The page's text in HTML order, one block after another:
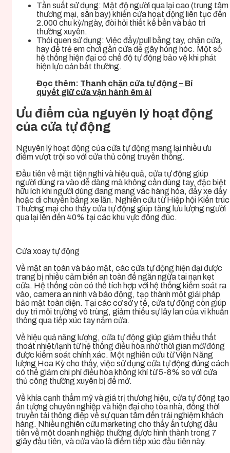
Tần suất sử dụng: Mật độ người qua lại cao (trung tâm
thương mại, sân bay) khiến cửa hoạt động liên tục đến
2.000 chu kỳ/ngày, đòi hỏi thiết kế bền và bảo trì
thường xuyên.
Thói quen sử dụng: Việc đẩy/pull bằng tay, chặn cửa,
hay để trẻ em chơi gần cửa dễ gây hỏng hóc. Một số
hệ thống hiện đại có chế độ tự động bảo vệ khi phát
hiện lực cản bất thường.
Đọc thêm: Thanh chặn cửa tự động – Bí
quyết giữ cửa vận hành êm ái
Ưu điểm của nguyên lý hoạt động
của cửa tự động
Nguyên lý hoạt động của cửa tự động mang lại nhiều ưu
điểm vượt trội so với cửa thủ công truyền thống.
Đầu tiên về mặt tiện nghi và hiệu quả, cửa tự động giúp
người dùng ra vào dễ dàng mà không cần dùng tay, đặc biệt
hữu ích khi người dùng đang mang vác hàng hóa, đẩy xe đẩy
hoặc di chuyển bằng xe lăn. Nghiên cứu từ Hiệp hội Kiến trúc
Thương mại cho thấy cửa tự động giúp tăng lưu lượng người
qua lại lên đến 40% tại các khu vực đông đúc.
Cửa xoay tự động
Về mặt an toàn và bảo mật, các cửa tự động hiện đại được
trang bị nhiều cảm biến an toàn để ngăn ngừa tai nạn kẹt
cửa. Hệ thống còn có thể tích hợp với hệ thống kiểm soát ra
vào, camera an ninh và báo động, tạo thành một giải pháp
bảo mật toàn diện. Tại các cơ sở y tế, cửa tự động còn giúp
duy trì môi trường vô trùng, giảm thiểu sự lây lan của vi khuẩn
thông qua tiếp xúc tay nắm cửa.
Về hiệu quả năng lượng, cửa tự động giúp giảm thiểu thất
thoát nhiệt/lạnh từ hệ thống điều hòa nhờ thời gian mở/đóng
được kiểm soát chính xác. Một nghiên cứu từ Viện Năng
lượng Hoa Kỳ cho thấy, việc sử dụng cửa tự động đúng cách
có thể giảm chi phí điều hòa không khí từ 5-8% so với cửa
thủ công thường xuyên bị để mở.
Về khía cạnh thẩm mỹ và giá trị thương hiệu, cửa tự động tạo
ấn tượng chuyên nghiệp và hiện đại cho tòa nhà, đồng thời
truyền tải thông điệp về sự quan tâm đến trải nghiệm khách
hàng. Nhiều nghiên cứu marketing cho thấy ấn tượng đầu
tiên về một doanh nghiệp thường được hình thành trong 7
giây đầu tiên, và cửa vào là điểm tiếp xúc đầu tiên này.